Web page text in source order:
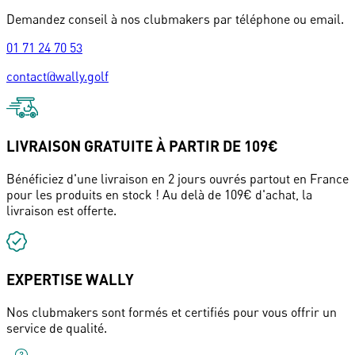
Demandez conseil à nos clubmakers par téléphone ou email.
01 71 24 70 53
contact@wally.golf
LIVRAISON GRATUITE À PARTIR DE 109€
Bénéficiez d'une livraison en 2 jours ouvrés partout en France
pour les produits en stock ! Au delà de 109€ d'achat, la
livraison est offerte.
EXPERTISE WALLY
Nos clubmakers sont formés et certifiés pour vous offrir un
service de qualité.